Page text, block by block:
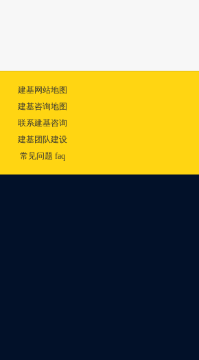
建基网站地图
建基咨询地图
联系建基咨询
建基团队建设
常见问题 faq